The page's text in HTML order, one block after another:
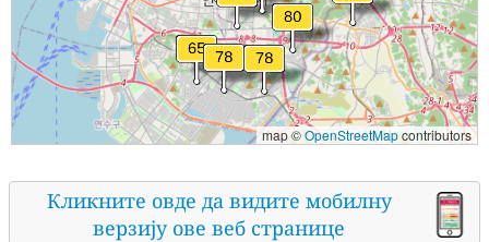
map ©OpenStreetMapcontributors
Кликните овде да видите мобилну
верзију ове веб странице